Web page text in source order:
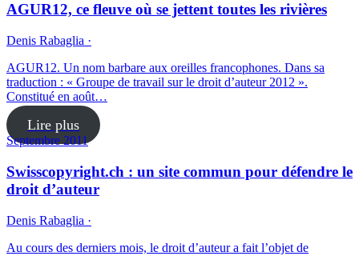
AGUR12, ce fleuve où se jettent toutes les rivières
Denis Rabaglia ·
AGUR12. Un nom barbare aux oreilles francophones. Dans sa
traduction : « Groupe de travail sur le droit d’auteur 2012 ».
Constitué en août…
Lire plus
Septembre 2011
Swisscopyright.ch : un site commun pour défendre le
droit d’auteur
Denis Rabaglia ·
Au cours des derniers mois, le droit d’auteur a fait l’objet de